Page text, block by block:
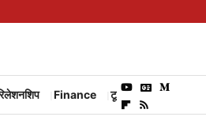
Finance टूरिज्म